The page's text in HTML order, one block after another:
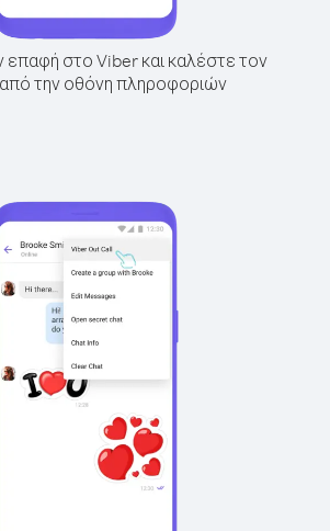
επαφή στο Viber και καλέστε τον
την οθόνη πληροφοριών